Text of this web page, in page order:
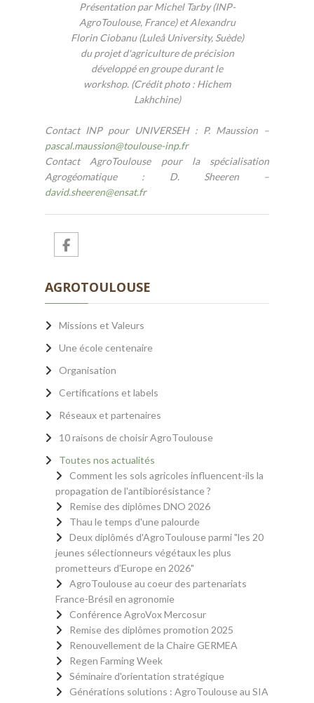
Présentation par Michel Tarby (INP-
AgroToulouse, France) et Alexandru
Florin Ciobanu (Luleå University, Suède)
du projet d'agriculture de précision
développé en groupe durant le
workshop. (Crédit photo : Hichem
Lakhchine)
Contact INP pour UNIVERSEH : P. Maussion –
pascal.maussion@toulouse-inp.fr
Contact AgroToulouse pour la spécialisation
Agrogéomatique : D. Sheeren –
david.sheeren@ensat.fr
AGROTOULOUSE
Missions et Valeurs
Une école centenaire
Organisation
Certifications et labels
Réseaux et partenaires
10 raisons de choisir AgroToulouse
Toutes nos actualités
Comment les sols agricoles influencent-ils la
propagation de l'antibiorésistance ?
Remise des diplômes DNO 2026
Thau le temps d'une palourde
Deux diplômés d'AgroToulouse parmi "les 20
jeunes sélectionneurs végétaux les plus
prometteurs d’Europe en 2026"
AgroToulouse au coeur des partenariats
France-Brésil en agronomie
Conférence AgroVox Mercosur
Remise des diplômes promotion 2025
Renouvellement de la Chaire GERMEA
Regen Farming Week
Séminaire d'orientation stratégique
Générations solutions : AgroToulouse au SIA